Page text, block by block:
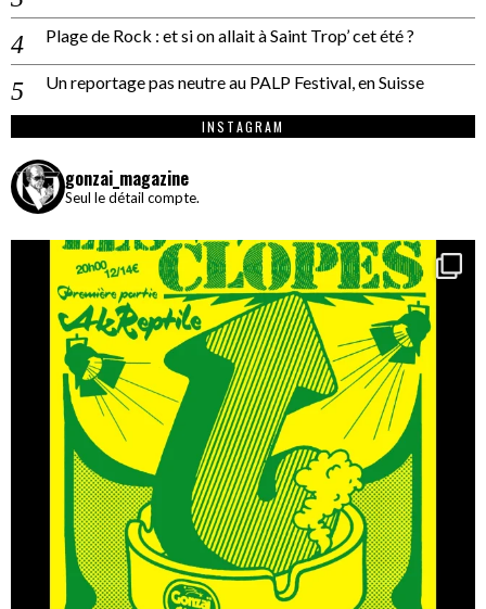
Plage de Rock : et si on allait à Saint Trop’ cet été ?
Un reportage pas neutre au PALP Festival, en Suisse
INSTAGRAM
gonzai_magazine
Seul le détail compte.